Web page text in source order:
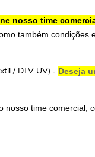
nosso time
também
/ DTV UV) - Deseja
nosso time comercial,